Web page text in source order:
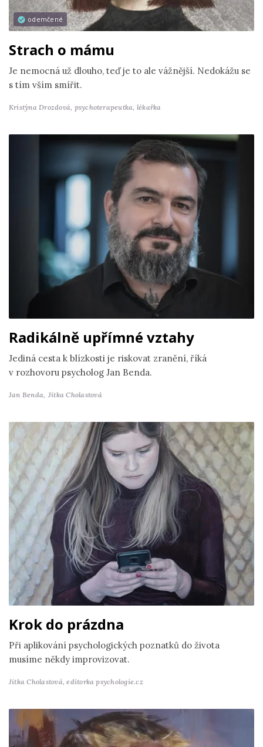
odemčené
Strach o mámu
Je nemocná už dlouho, teď je to ale vážnější. Nedokážu se
s tím vším smířit.
Kristýna Drozdová, psychoterapeutka, lékařka
Radikálně upřímné vztahy
Jediná cesta k blízkosti je riskovat zranění, říká
v rozhovoru psycholog Jan Benda.
Jan Benda, Jitka Cholastová
Krok do prázdna
Při aplikování psychologických poznatků do života
musíme někdy improvizovat.
Jitka Cholastová,editorka psychologie.cz